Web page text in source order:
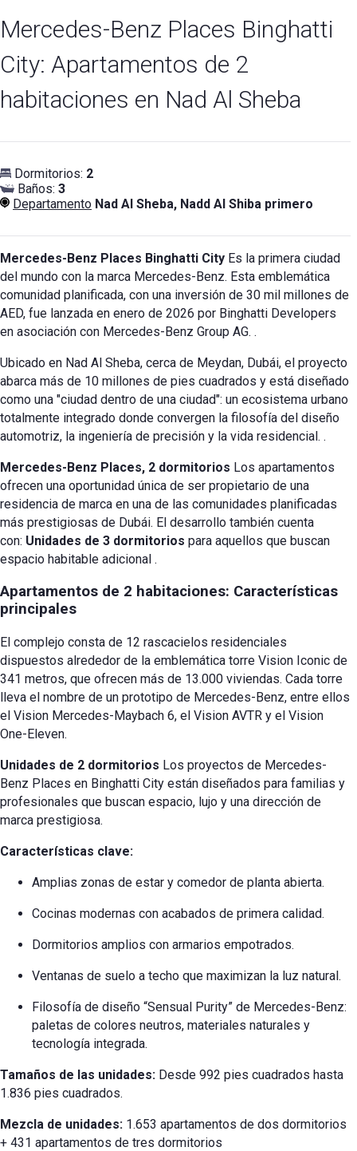
Mercedes-Benz Places Binghatti
City: Apartamentos de 2
habitaciones en Nad Al Sheba
Dormitorios: 2
Baños: 3
Departamento Nad Al Sheba, Nadd Al Shiba primero
Mercedes-Benz Places Binghatti City Es la primera ciudad
del mundo con la marca Mercedes-Benz. Esta emblemática
comunidad planificada, con una inversión de 30 mil millones de
AED, fue lanzada en enero de 2026 por Binghatti Developers
en asociación con Mercedes-Benz Group AG. .
Ubicado en Nad Al Sheba, cerca de Meydan, Dubái, el proyecto
abarca más de 10 millones de pies cuadrados y está diseñado
como una "ciudad dentro de una ciudad": un ecosistema urbano
totalmente integrado donde convergen la filosofía del diseño
automotriz, la ingeniería de precisión y la vida residencial. .
Mercedes-Benz Places, 2 dormitorios Los apartamentos
ofrecen una oportunidad única de ser propietario de una
residencia de marca en una de las comunidades planificadas
más prestigiosas de Dubái. El desarrollo también cuenta
con: Unidades de 3 dormitorios para aquellos que buscan
espacio habitable adicional .
Apartamentos de 2 habitaciones: Características
principales
El complejo consta de 12 rascacielos residenciales
dispuestos alrededor de la emblemática torre Vision Iconic de
341 metros, que ofrecen más de 13.000 viviendas. Cada torre
lleva el nombre de un prototipo de Mercedes-Benz, entre ellos
el Vision Mercedes-Maybach 6, el Vision AVTR y el Vision
One-Eleven.
Unidades de 2 dormitorios Los proyectos de Mercedes-
Benz Places en Binghatti City están diseñados para familias y
profesionales que buscan espacio, lujo y una dirección de
marca prestigiosa.
Características clave:
Amplias zonas de estar y comedor de planta abierta.
Cocinas modernas con acabados de primera calidad.
Dormitorios amplios con armarios empotrados.
Ventanas de suelo a techo que maximizan la luz natural.
Filosofía de diseño “Sensual Purity” de Mercedes-Benz:
paletas de colores neutros, materiales naturales y
tecnología integrada.
Tamaños de las unidades: Desde 992 pies cuadrados hasta
1.836 pies cuadrados.
Mezcla de unidades: 1.653 apartamentos de dos dormitorios
+ 431 apartamentos de tres dormitorios